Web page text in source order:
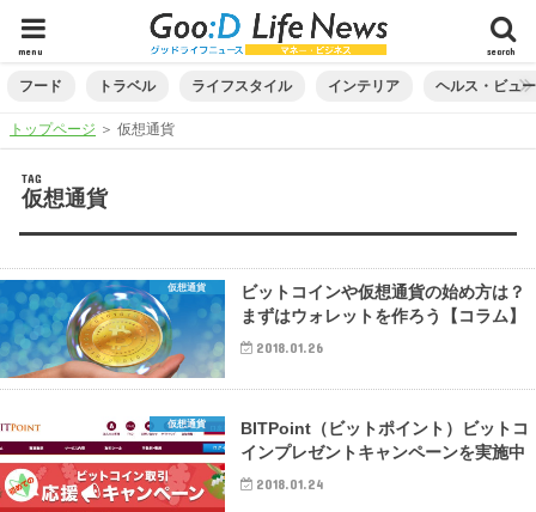
search
menu
フード トラベル ライフスタイル インテリア ヘルス・ビュ
トップページ ＞仮想通貨
TAG
仮想通貨
仮想通貨
ビットコインや仮想通貨の始め方は？
まずはウォレットを作ろう【コラム】
2018.01.26
仮想通貨
BITPoint（ビットポイント）ビットコ
インプレゼントキャンペーンを実施中
2018.01.24